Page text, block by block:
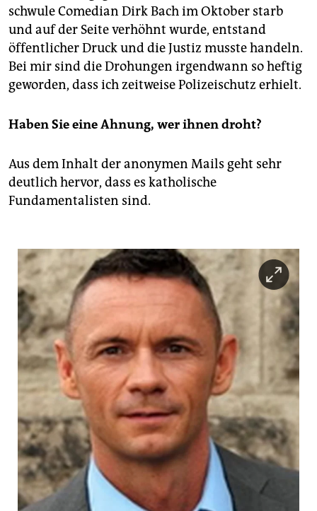
schwule Comedian Dirk Bach im Oktober starb
und auf der Seite verhöhnt wurde, entstand
öffentlicher Druck und die Justiz musste handeln.
Bei mir sind die Drohungen irgendwann so heftig
geworden, dass ich zeitweise Polizeischutz erhielt.
Haben Sie eine Ahnung, wer ihnen droht?
Aus dem Inhalt der anonymen Mails geht sehr
deutlich hervor, dass es katholische
Fundamentalisten sind.